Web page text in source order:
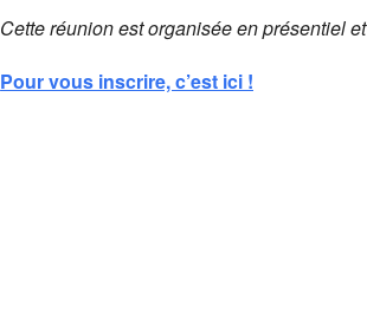
Cette réunion est organisée en présentiel
Pour vous inscrire, c’est ici !